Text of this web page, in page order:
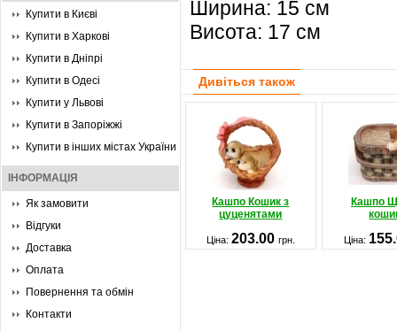
Купити в Києві
Купити в Харкові
Купити в Дніпрі
Купити в Одесі
Купити у Львові
Купити в Запоріжжі
Купити в інших містах України
ІНФОРМАЦІЯ
Як замовити
Відгуки
Доставка
Оплата
Повернення та обмін
Контакти
Ширина: 15 см
Висота: 17 см
Дивіться також
Кашпо Кошик з
цуценятами
Кашпо
Ціна: 203.00 грн. Ціна: